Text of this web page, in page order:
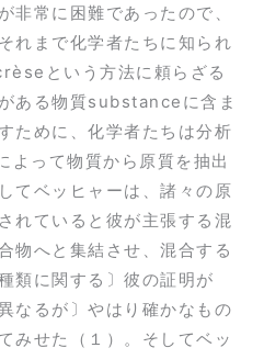
非常に困難であったので、
れまで化学者たちに知られ
という方法に頼らざる
ある物質substanceに含ま
ために、化学者たちは分析
って物質から原質を抽出
てベッヒャーは、諸々の原
れていると彼が主張する混
物へと集結させ、混合する
類に関する〕彼の証明が
なるが〕やはり確かなもの
みせた（１）。そしてベッ